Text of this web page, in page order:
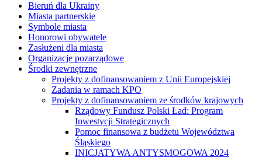
Bieruń dla Ukrainy
Miasta partnerskie
Symbole miasta
Honorowi obywatele
Zasłużeni dla miasta
Organizacje pozarządowe
Środki zewnętrzne
Projekty z dofinansowaniem z Unii Europejskiej
Zadania w ramach KPO
Projekty z dofinansowaniem ze środków krajowych
Rządowy Fundusz Polski Ład: Program
Inwestycji Strategicznych
Pomoc finansowa z budżetu Województwa
Śląskiego
INICJATYWA ANTYSMOGOWA 2024